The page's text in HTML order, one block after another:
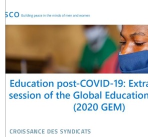
croissance des syndicats